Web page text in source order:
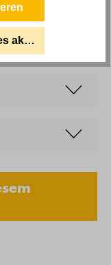
akzeptieren